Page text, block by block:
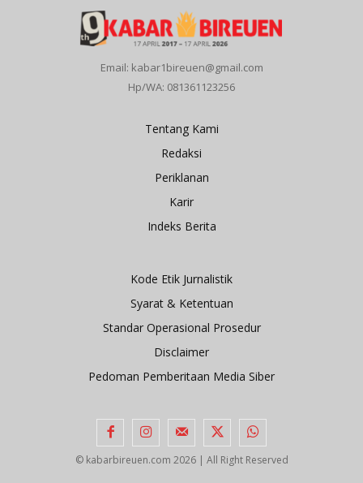
Email: kabar1bireuen@gmail.com
Hp/WA: 081361123256
Tentang Kami
Redaksi
Periklanan
Karir
Indeks Berita
Kode Etik Jurnalistik
Syarat & Ketentuan
Standar Operasional Prosedur
Disclaimer
Pedoman Pemberitaan Media Siber
© kabarbireuen.com 2026 | All Right Reserved